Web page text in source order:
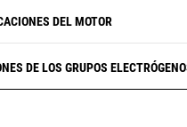
DEL MOTOR
DE LOS GRUPOS